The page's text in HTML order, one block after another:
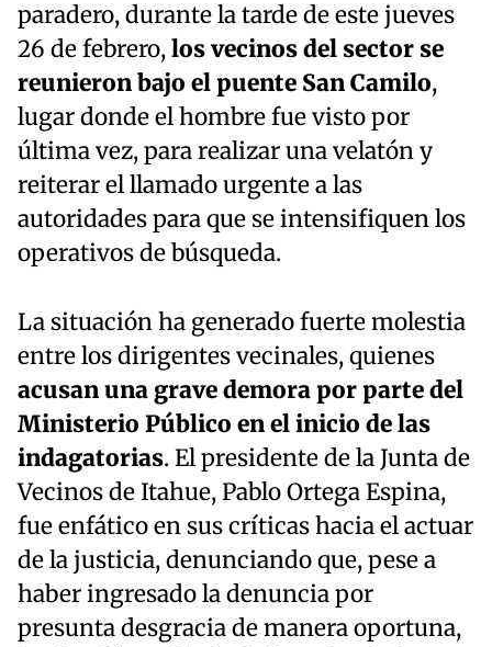
paradero, durante la tarde de este jueves
26 de febrero,los vecinos del sector se
reunieron bajo el puente San Camilo,
lugar donde el hombre fue visto por
última vez, para realizar una velatón y
reiterar el llamado urgente a las
autoridades para que se intensifiquen los
operativos de búsqueda.
La situación ha generado fuerte molestia
entre los dirigentes vecinales, quienes
acusan una grave demora por parte del
Ministerio Público en el inicio de las
indagatorias. El presidente de la Junta de
Vecinos de Itahue, Pablo Ortega Espina,
fue enfático en sus críticas hacia el actuar
de la justicia, denunciando que, pese a
haber ingresado la denuncia por
presunta desgracia de manera oportuna,